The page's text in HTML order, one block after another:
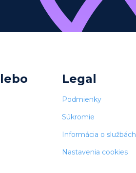
Legal
Podmienky
Súkromie
Informácia o službách
Nastavenia cookies